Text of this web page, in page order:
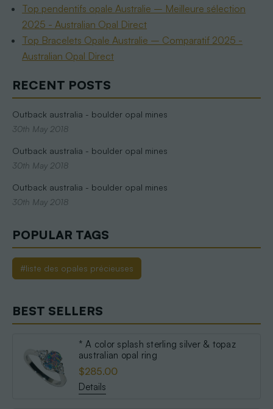
RECENT POSTS
Outback australia - boulder opal mines
30th May 2018
Outback australia - boulder opal mines
30th May 2018
Outback australia - boulder opal mines
30th May 2018
POPULAR TAGS
#liste des opales précieuses
BEST SELLERS
* A color splash sterling silver & topaz
australian opal ring
$285.00
Details
Top pendentifs opale Australie – Meilleure sélection
2025 - Australian Opal Direct
Top Bracelets Opale Australie – Comparatif 2025 -
Australian Opal Direct